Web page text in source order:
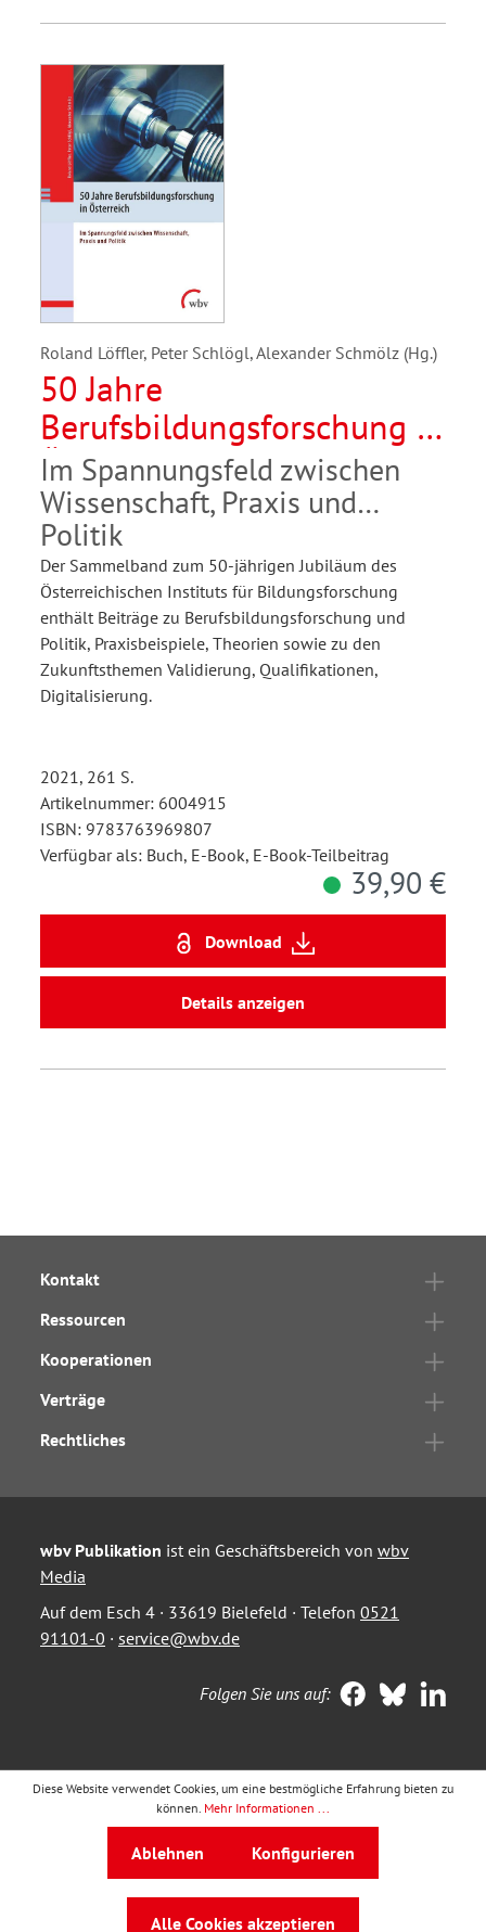
Roland Löffler, Peter Schlögl, Alexander Schmölz (Hg.)
50 Jahre
Berufsbildungsforschung in
Österreich
Im Spannungsfeld zwischen
Wissenschaft, Praxis und
Politik
Der Sammelband zum 50-jährigen Jubiläum des
Österreichischen Instituts für Bildungsforschung
enthält Beiträge zu Berufsbildungsforschung und
Politik, Praxisbeispiele, Theorien sowie zu den
Zukunftsthemen Validierung, Qualifikationen,
Digitalisierung.
2021, 261 S.
Artikelnummer: 6004915
ISBN: 9783763969807
Verfügbar als: Buch, E-Book, E-Book-Teilbeitrag
39,90 €
Download
Details anzeigen
Kontakt
Ressourcen
Kooperationen
Verträge
Rechtliches
wbv Publikation ist ein Geschäftsbereich von wbv
Media
Auf dem Esch 4 · 33619 Bielefeld · Telefon 0521
91101-0 · service@wbv.de
Folgen Sie uns auf:
Diese Website verwendet Cookies, um eine bestmögliche Erfahrung bieten zu
können. Mehr Informationen ...
Ablehnen Konfigurieren
Alle Cookies akzeptieren